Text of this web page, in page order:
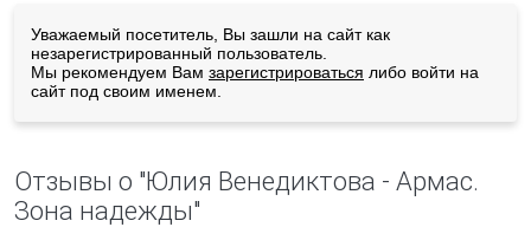
Уважаемый посетитель, Вы зашли на сайт как
незарегистрированный пользователь.
Мы рекомендуем Вам зарегистрироваться либо войти на
сайт под своим именем.
Отзывы о "Юлия Венедиктова - Армас.
Зона надежды"